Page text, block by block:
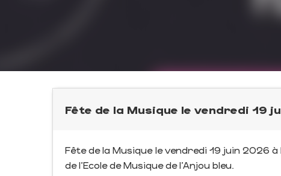
Fête de la Musique le vendredi 19
Fête de la Musique le vendredi 19 juin 2026
de l'Ecole de Musique de l'Anjou bleu.